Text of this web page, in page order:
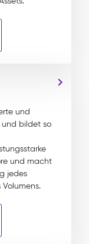
und
bildet so
und macht
jedes